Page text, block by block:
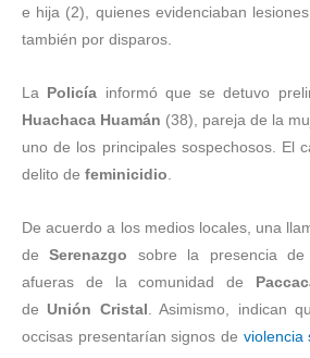
e hija (2), quienes evidenciaban
también por disparos.
La Policía informó que se detuvo
Huachaca Huamán (38), pareja de la
uno de los principales sospechosos. El
delito de feminicidio.
De acuerdo a los medios locales, una
deSerenazgo sobre la presencia
afueras de la comunidad de
de Unión Cristal . Asimismo, indican
occisas presentarían signos de violencia